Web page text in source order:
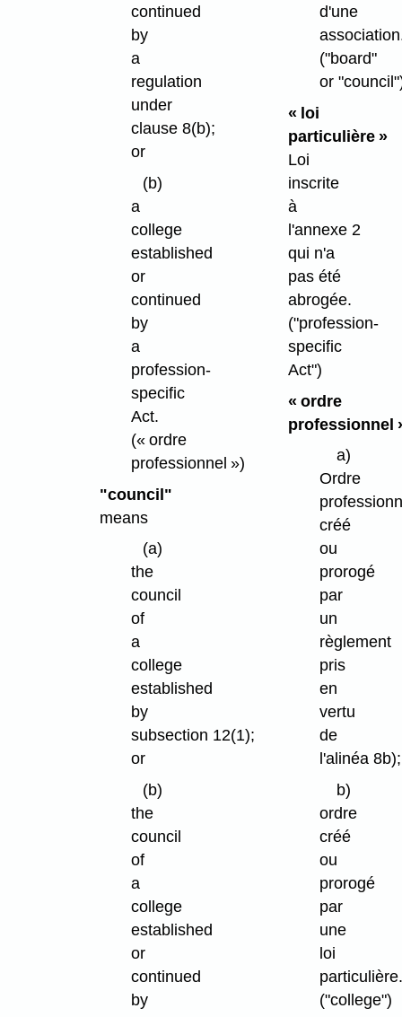
continued
by
a
regulation
under
clause 8(b);
or
(b)
a
college
established
or
continued
by
a
profession-
specific
Act.
(« ordre
professionnel »)
"council"
means
(a)
the
council
of
a
college
established
by
subsection 12(1);
or
(b)
the
council
of
a
college
established
or
continued
by
d'une
("board"
or
« loi
particulière »
Loi
inscrite
à
l'annexe 2
qui n'a
pas été
abrogée.
("profession-
specific
Act")
« ordre
professionnel
a)
Ordre
créé
ou
prorogé
par
un
règlement
pris
en
vertu
de
l'alinéa 8b);
b)
ordre
créé
ou
prorogé
par
une
loi
particulière.
("college")